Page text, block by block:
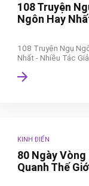
108 Truyện
Ngôn Hay
108 Truyện Ngụ
Nhất - Nhiều Tác Giả
KINH ĐIỂN
80 Ngày Vòng
Quanh Thế